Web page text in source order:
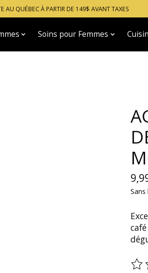
AU QUÉBEC À PARTIR DE 149$ AVANT TAXES
Soins pour Femmes
Ce